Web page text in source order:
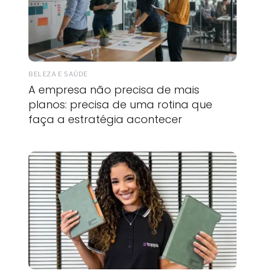
BELEZA E SAÚDE
A empresa não precisa de mais
planos: precisa de uma rotina que
faça a estratégia acontecer